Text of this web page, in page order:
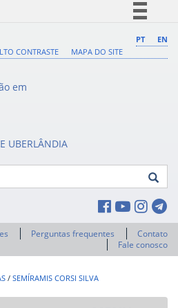
Comunica BR
PT
EN
CONTRASTE MAPA DO SITE
em
UBERLÂNDIA
Perguntas frequentes
Contato
Fale conosco
/ SEMÍRAMIS CORSI SILVA